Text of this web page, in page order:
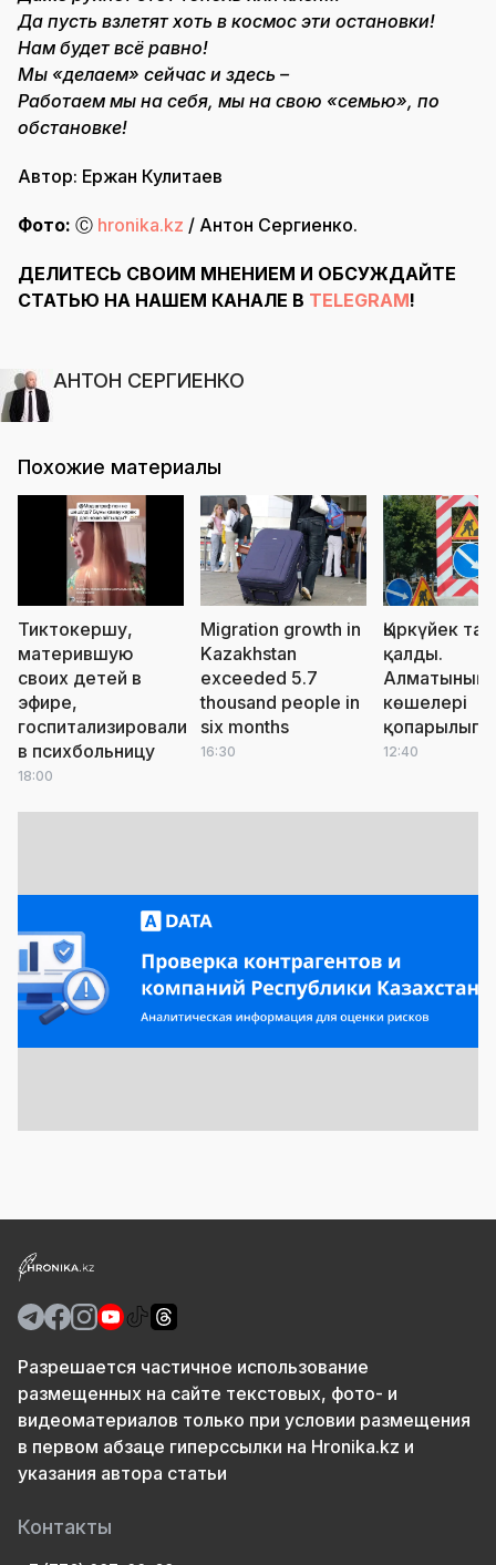
Да пусть взлетят хоть в космос эти остановки!
Нам будет всё равно!
Мы «делаем» сейчас и здесь –
Работаем мы на себя, мы на свою «семью», по
обстановке!
Автор: Ержан Кулитаев
Фото: Ⓒ hronika.kz / Антон Сергиенко.
ДЕЛИТЕСЬ СВОИМ МНЕНИЕМ И ОБСУЖДАЙТЕ
СТАТЬЮ НА НАШЕМ КАНАЛЕ В TELEGRAM!
АНТОН СЕРГИЕНКО
Похожие материалы
Тиктокершу,
матерившую
своих детей в
эфире,
госпитализировали
в психбольницу
18:00
Migration growth in
Kazakhstan
exceeded 5.7
thousand people in
six months
16:30
Қыркүйек
қалды.
Алматының
көшелері
қопарылып
12:40
Разрешается частичное использование
размещенных на сайте текстовых, фото- и
видеоматериалов только при условии размещения
в первом абзаце гиперссылки на Hronika.kz и
указания автора статьи
Контакты